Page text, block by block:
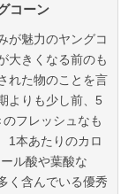
コーン
が魅力のヤングコ
大きくなる前のも
れた物のことを言
よりも少し前、5
フレッシュなも
1本あたりのカロ
ル酸や葉酸な
く含んでいる優秀